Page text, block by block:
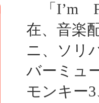
「I’m
在、音楽
ニ、ソリ
バーミュ
モンキー